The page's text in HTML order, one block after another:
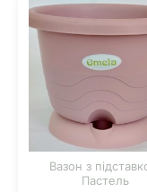
Вазон з
Пастель